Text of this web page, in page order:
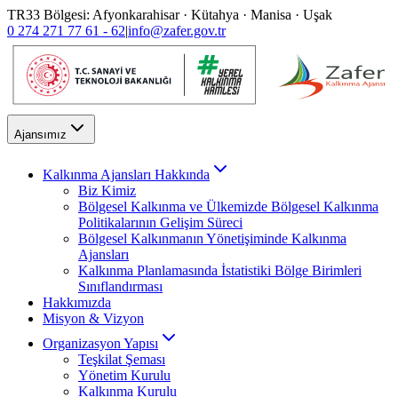
TR33 Bölgesi: Afyonkarahisar · Kütahya · Manisa · Uşak
0 274 271 77 61 - 62|info@zafer.gov.tr
Ajansımız
Kalkınma Ajansları Hakkında
Biz Kimiz
Bölgesel Kalkınma ve Ülkemizde Bölgesel Kalkınma
Politikalarının Gelişim Süreci
Bölgesel Kalkınmanın Yönetişiminde Kalkınma
Ajansları
Kalkınma Planlamasında İstatistiki Bölge Birimleri
Sınıflandırması
Hakkımızda
Misyon & Vizyon
Organizasyon Yapısı
Teşkilat Şeması
Yönetim Kurulu
Kalkınma Kurulu